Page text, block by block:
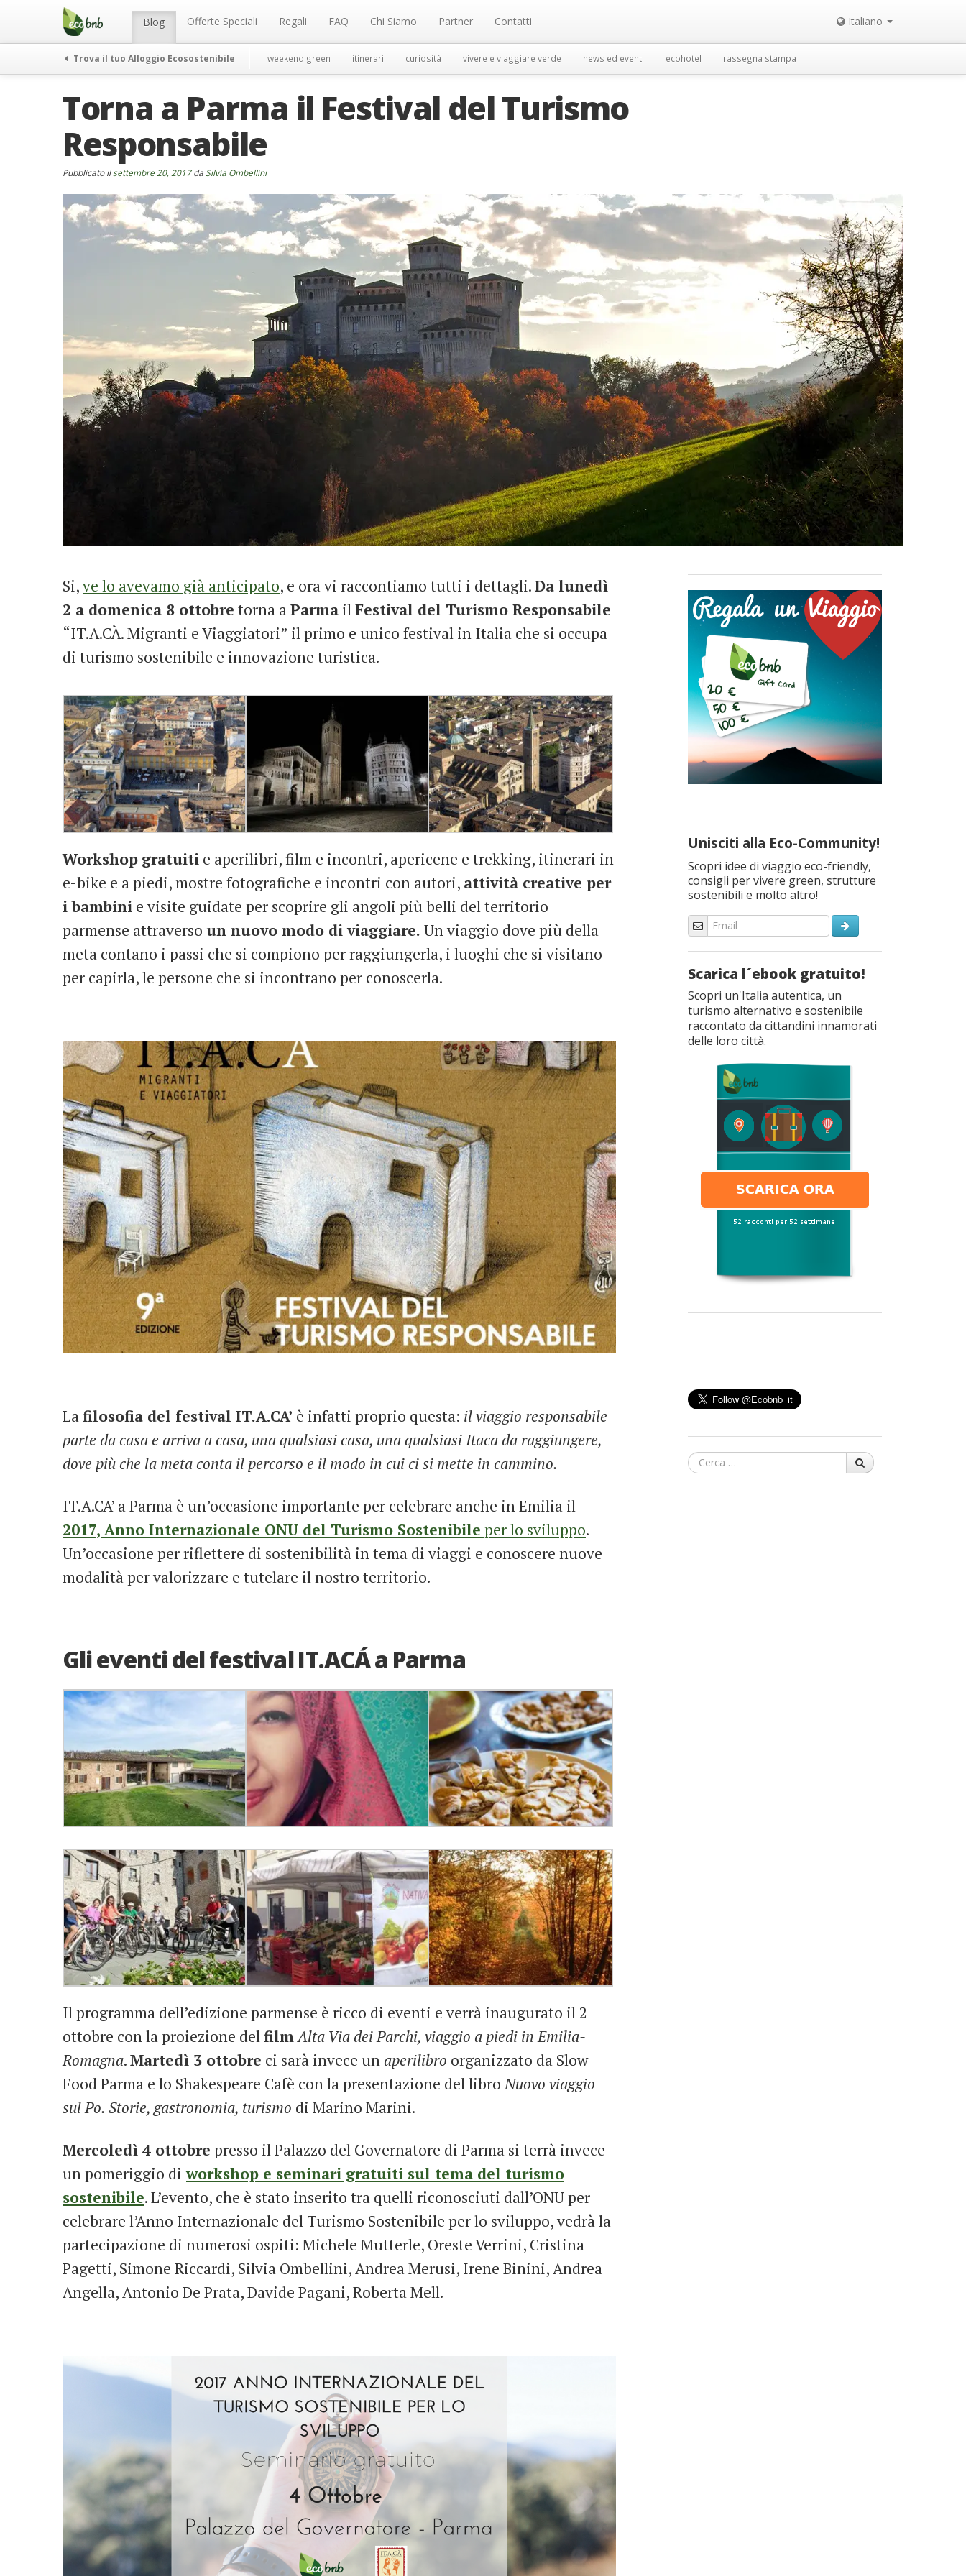
Menu Blog Offerte Speciali Regali FAQ Chi Siamo Partner Contatti Italiano
Trova il tuo Alloggio Ecosostenibile weekend green itinerari curiosità vivere e viaggiare verde news ed eventi ecohotel rassegna stampa
Torna a Parma il Festival del Turismo
Responsabile
Pubblicato ilsettembre 20, 2017da Silvia Ombellini
Si,ve lo avevamo già anticipato, e ora vi raccontiamo tutti i dettagli.Da lunedì
2 a domenica 8 ottobre torna aParma ilFestival del Turismo Responsabile
“IT.A.CÀ. Migranti e Viaggiatori” il primo e unico festival in Italia che si occupa
di turismo sostenibile e innovazione turistica.
Workshop gratuiti e aperilibri, film e incontri, apericene e trekking, itinerari in
e-bike e a piedi, mostre fotografiche e incontri con autori, attività creative per
i bambini e visite guidate per scoprire gli angoli più belli del territorio
parmense attraverso un nuovo modo di viaggiare. Un viaggio dove più della
meta contano i passi che si compiono per raggiungerla, i luoghi che si visitano
per capirla, le persone che si incontrano per conoscerla.
Lafilosofia del festival IT.A.CA’ è infatti proprio questa: il viaggio responsabile
parte da casa e arriva a casa, una qualsiasi casa, una qualsiasi Itaca da raggiungere,
dove più che la meta conta il percorso e il modo in cui ci si mette in cammino.
IT.A.CA’ a Parma è un’occasione importante per celebrare anche in Emilia il
2017, Anno Internazionale ONU del Turismo Sostenibile per lo sviluppo.
Un’occasione per riflettere di sostenibilità in tema di viaggi e conoscere nuove
modalità per valorizzare e tutelare il nostro territorio.
Gli eventi del festival IT.ACÁ a Parma
Il programma dell’edizione parmense è ricco di eventi e verrà inaugurato il 2
ottobre con la proiezione delfilmAlta Via dei Parchi, viaggio a piedi in Emilia-
Romagna.Martedì 3 ottobre ci sarà invece un aperilibro organizzato da Slow
Food Parma e lo Shakespeare Cafè con la presentazione del libroNuovo viaggio
sul Po. Storie, gastronomia, turismo di Marino Marini.
Mercoledì 4 ottobre presso il Palazzo del Governatore di Parma si terrà invece
un pomeriggio di workshop e seminari gratuiti sul tema del turismo
sostenibile. L’evento, che è stato inserito tra quelli riconosciuti dall’ONU per
celebrare l’Anno Internazionale del Turismo Sostenibile per lo sviluppo, vedrà la
partecipazione di numerosi ospiti: Michele Mutterle, Oreste Verrini, Cristina
Pagetti, Simone Riccardi, Silvia Ombellini, Andrea Merusi, Irene Binini, Andrea
Angella, Antonio De Prata, Davide Pagani, Roberta Mell.
Unisciti alla Eco-Community!
Scopri idee di viaggio eco-friendly,
consigli per vivere green, strutture
sostenibili e molto altro!
Scarica l´ebook gratuito!
Scopri un'Italia autentica, un
turismo alternativo e sostenibile
raccontato da cittandini innamorati
delle loro città.
Cerca